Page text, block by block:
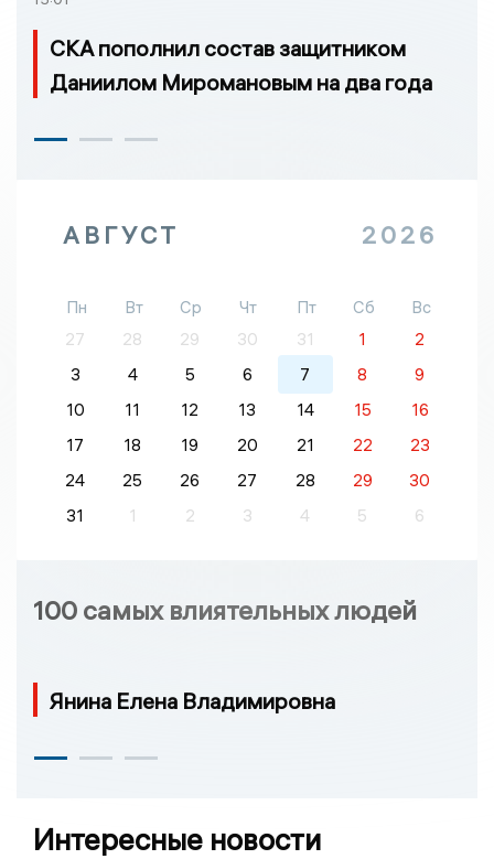
СКА пополнил состав защитником
Даниилом Миромановым на два года
АВГУСТ 2026
Пн Вт Ср Чт Пт Сб
Вс
27
28 29 30 31 1
2
3
4 5 6 7 8
9
10
11 12 13 14 15
16
17
18 19 20 21 22
23
24
25 26 27 28 29
30
31
1 2 3 4 5 6
100 самых влиятельных людей
Янина Елена Владимировна
Интересные новости